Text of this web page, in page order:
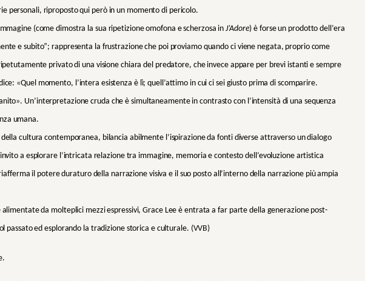
personali, riproposto qui però in un momento di pericolo.
(come dimostra la sua ripetizione omofona e scherzosa inJ’Adore) è forse un prodotto dell’era
e subito”; rappresenta la frustrazione che poi proviamo quando ci viene negata, proprio come
privato di una visione chiara del predatore, che invece appare per brevi istanti e sempre
«Quel momento, l’intera esistenza è lì; quell’attimo in cui ci sei giusto prima di scomparire.
». Un’interpretazione cruda che è simultaneamente in contrasto con l’intensità di una sequenza
umana.
cultura contemporanea, bilancia abilmente l’ispirazione da fonti diverse attraverso un dialogo
a esplorare l’intricata relazione tra immagine, memoria e contesto dell’evoluzione artistica
il potere duraturo della narrazione visiva e il suo posto all’interno della narrazione più ampia
da molteplici mezzi espressivi, Grace Lee è entrata a far parte della generazione post-
passato ed esplorando la tradizione storica e culturale. (VVB)